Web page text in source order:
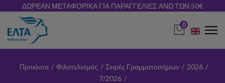
ΔΩΡΕΑΝ ΜΕΤΑΦΟΡΙΚΑ ΓΙΑ ΠΑΡΑΓΓΕΛΙΕΣ ΑΝΩ ΤΩΝ 50€
0
Προιόντα / Φιλοτελισμός / Σειρές Γραμματοσήμων / 2026 /
7/2026 /